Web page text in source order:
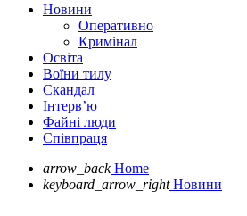
Новини
Оперативно
Кримінал
Освіта
Воїни тилу
Скандал
Інтерв’ю
Файні люди
Співпраця
arrow_back Home
keyboard_arrow_right Новини